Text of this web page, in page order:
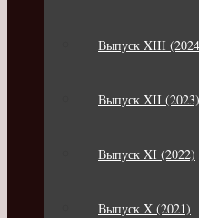
Выпуск XIII
Выпуск XII (2023)
Выпуск XI (2022)
Выпуск X (2021)